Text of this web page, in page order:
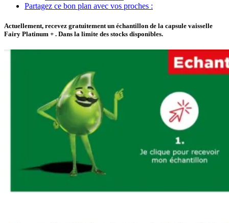
Partagez ce bon plan avec vos proches :
Actuellement, recevez gratuitement un échantillon de la capsule vaisselle
Fairy Platinum + . Dans la limite des stocks disponibles.